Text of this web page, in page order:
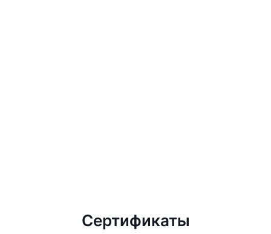
Сертификаты